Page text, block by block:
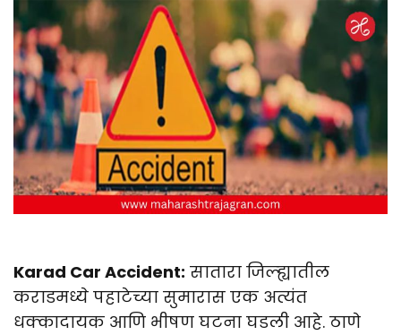
Karad Car Accident: सातारा जिल्ह्यातील
कराडमध्ये पहाटेच्या सुमारास एक अत्यंत
धक्कादायक आणि भीषण घटना घडली आहे. ठाणे